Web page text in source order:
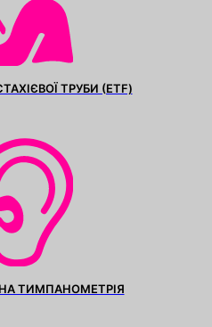
ТРУБИ (ETF)
ТИМПАНОМЕТРІЯ